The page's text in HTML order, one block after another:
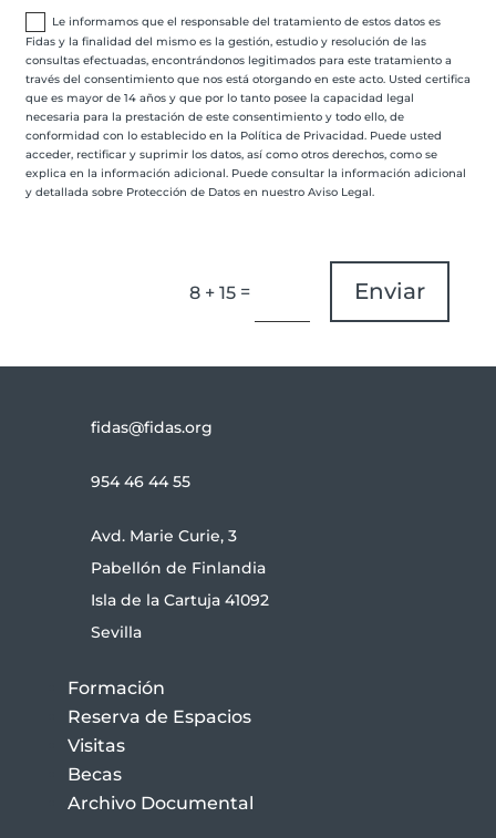
Le informamos que el responsable del tratamiento de estos datos es
Fidas y la finalidad del mismo es la gestión, estudio y resolución de las
consultas efectuadas, encontrándonos legitimados para este tratamiento a
través del consentimiento que nos está otorgando en este acto. Usted certifica
que es mayor de 14 años y que por lo tanto posee la capacidad legal
necesaria para la prestación de este consentimiento y todo ello, de
conformidad con lo establecido en la Política de Privacidad. Puede usted
acceder, rectificar y suprimir los datos, así como otros derechos, como se
explica en la información adicional. Puede consultar la información adicional
y detallada sobre Protección de Datos en nuestro Aviso Legal.
8 + 15= Enviar
fidas@fidas.org
954 46 44 55
Avd. Marie Curie, 3
Pabellón de Finlandia
Isla de la Cartuja 41092
Sevilla
Formación
Reserva de Espacios
Visitas
Becas
Archivo Documental